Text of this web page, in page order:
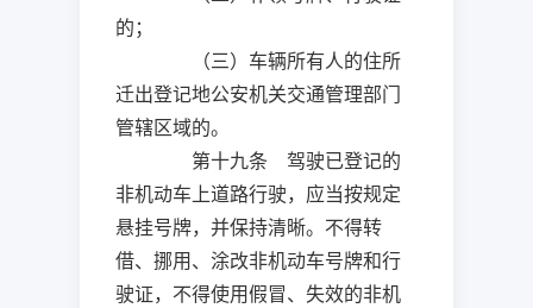
的；
（三）车辆所有人的住所
迁出登记地公安机关交通管理部门
管辖区域的。
第十九条 驾驶已登记的
非机动车上道路行驶，应当按规定
悬挂号牌，并保持清晰。不得转
借、挪用、涂改非机动车号牌和行
驶证，不得使用假冒、失效的非机